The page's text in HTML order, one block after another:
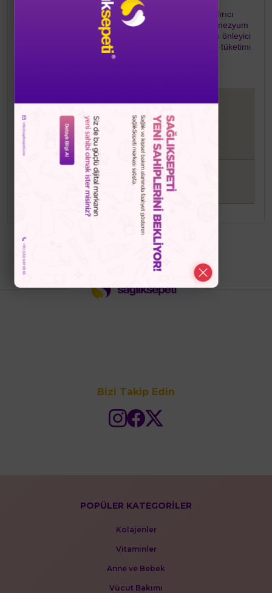
Hacim arttırıcı (Mannitol), Çilek aroma verici, Tatlandırıcı
(Eritritol), Topaklanmayı önleyici (Yağ asitlerinin magnezyum
tuzları), Metilkobalamin (Vitamin B12), Topaklanmayı önleyici
(Silikon dioksit), Tatlandırıcı (Steviol glikozitleri). Aşırı tüketimi
ETKEN
Miktar BRD
Bizi Takip Edin
POPÜLER KATEGORİLER
Kolajenler
Vitaminler
Anne ve Bebek
Vücut Bakımı